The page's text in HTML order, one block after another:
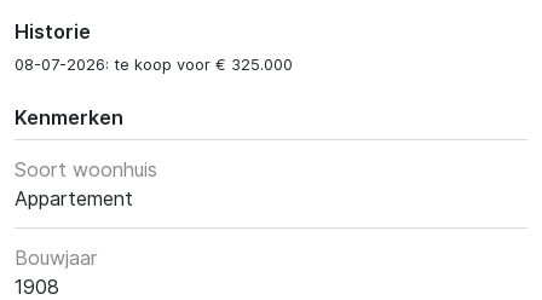
Historie
08-07-2026: te koop voor € 325.000
Kenmerken
Soort woonhuis
Appartement
Bouwjaar
1908